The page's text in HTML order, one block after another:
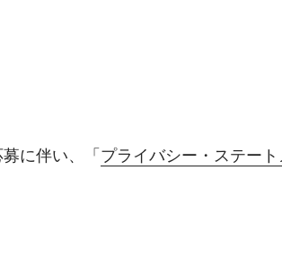
に伴い、「プライバシー・ステート